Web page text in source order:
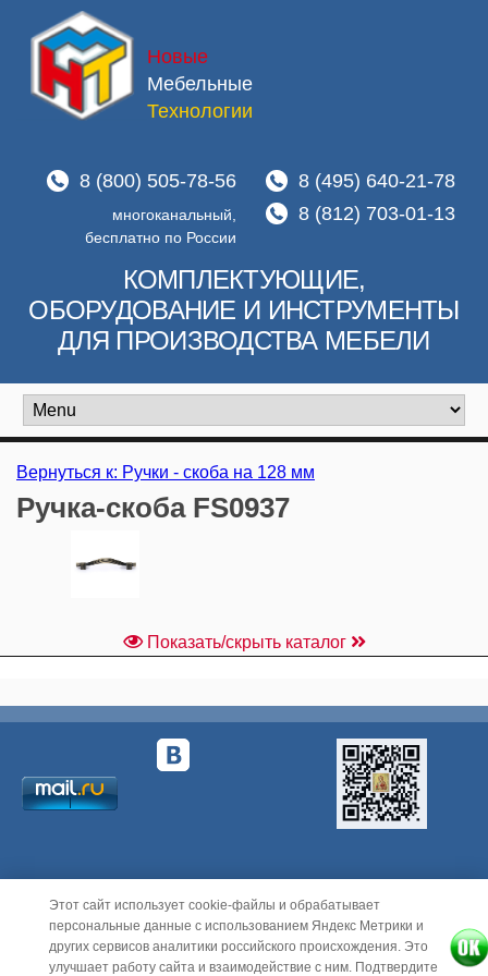
Новые
Мебельные
Технологии
8 (800) 505-78-56
многоканальный,
бесплатно по России
8 (495) 640-21-78
8 (812) 703-01-13
КОМПЛЕКТУЮЩИЕ,
ОБОРУДОВАНИЕ И ИНСТРУМЕНТЫ
ДЛЯ ПРОИЗВОДСТВА МЕБЕЛИ
Вернуться к: Ручки - скоба на 128 мм
Ручка-скоба FS0937
Показать/скрыть каталог
© ООО "Новые Мебельные Технологии", 2010-2026
Этот сайт использует cookie-файлы и обрабатывает
персональные данные с использованием Яндекс Метрики и
других сервисов аналитики российского происхождения. Это
улучшает работу сайта и взаимодействие с ним. Подтвердите